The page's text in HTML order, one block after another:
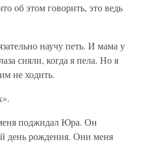
об этом говорить, это ведь
научу петь. И мама у
сияли, когда я пела. Но я
не ходить.
поджидал Юра. Он
день рождения. Они меня